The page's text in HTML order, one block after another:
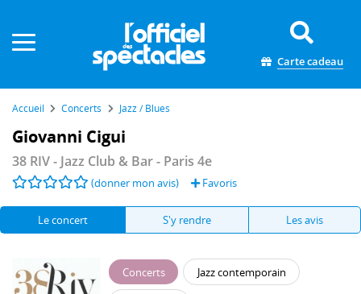
Carte cadeau
Accueil Concerts Jazz / Blues
Giovanni Cigui
38 RIV - Jazz Club & Bar- Paris 4e
(donner mon avis) Favoris
Le concert S'y rendre Les avis
Concerts Jazz contemporain